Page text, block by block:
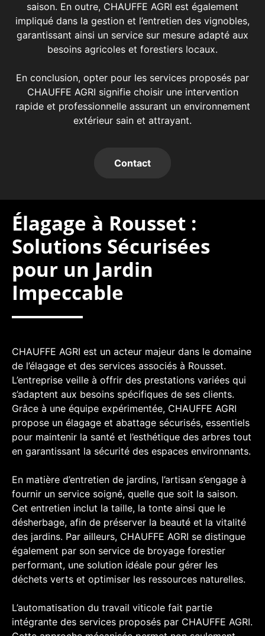
saison. En outre, CHAUFFE AGRI est également
impliqué dans la gestion et l’entretien des vignobles,
garantissant ainsi un service sur mesure adapté aux
besoins agricoles et forestiers locaux.
En conclusion, opter pour les services proposés par
CHAUFFE AGRI signifie choisir une intervention
rapide et professionnelle assurant un environnement
extérieur sain et attrayant.
Contact
Élagage à Rousset :
Solutions Sécurisées
pour un Jardin
Impeccable
CHAUFFE AGRI est un acteur majeur dans le domaine
de l’élagage et des services associés à Rousset.
L’entreprise veille à offrir des prestations variées qui
s’adaptent aux besoins spécifiques de ses clients.
Grâce à une équipe expérimentée, CHAUFFE AGRI
propose un élagage et abattage sécurisés, essentiels
pour maintenir la santé et l’esthétique des arbres tout
en garantissant la sécurité des espaces environnants.
En matière d’entretien de jardins, l’artisan s’engage à
fournir un service soigné, quelle que soit la saison.
Cet entretien inclut la taille, la tonte ainsi que le
désherbage, afin de préserver la beauté et la vitalité
des jardins. Par ailleurs, CHAUFFE AGRI se distingue
également par son service de broyage forestier
performant, une solution idéale pour gérer les
déchets verts et optimiser les ressources naturelles.
L’automatisation du travail viticole fait partie
intégrante des services proposés par CHAUFFE AGRI.